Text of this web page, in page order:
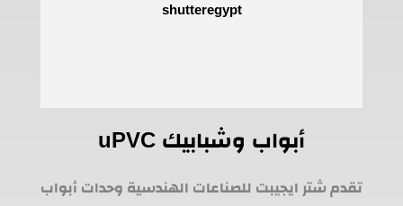
أبواب وشبابيك uPVC
تقدم شتر ايجيبت للصناعات الهندسية وحدات أبواب